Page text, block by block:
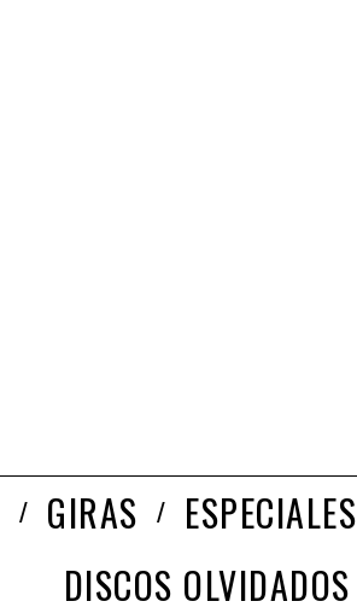
GIRAS ESPECIALES
DISCOS OLVIDADOS